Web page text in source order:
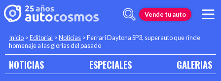
Vende tu auto
Inicio >Editorial >Noticias >Ferrari Daytona SP3, superauto que rinde
homenaje a las glorias del pasado
NOTICIAS ESPECIALES GALERIAS